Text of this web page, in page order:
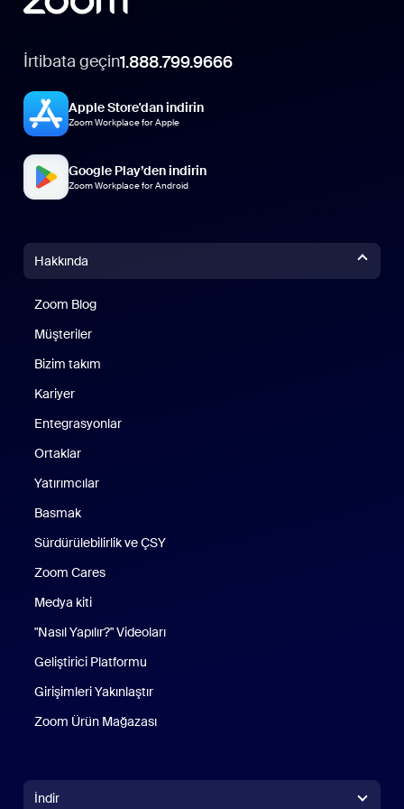
İrtibata geçin1.888.799.9666
Apple Store'dan indirin
Zoom Workplace for Apple
Google Play’den indirin
Zoom Workplace for Android
Hakkında
Zoom Blog
Müşteriler
Bizim takım
Kariyer
Entegrasyonlar
Ortaklar
Yatırımcılar
Basmak
Sürdürülebilirlik ve ÇSY
Zoom Cares
Medya kiti
"Nasıl Yapılır?" Videoları
Geliştirici Platformu
Girişimleri Yakınlaştır
Zoom Ürün Mağazası
İndir